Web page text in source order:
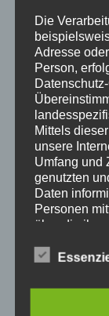
Liebe
Adventszeit
als sie mit
laden euch
Feuerwehr
Weiterlesen
Am
sich
Kameradinnen
Die
Adresse
Person,
Mittels
unsere
Umfang und
genutzten
Daten
Personen
über die
Wir haben
Maßnahmen
lückenlosen